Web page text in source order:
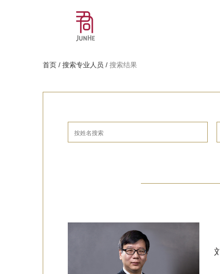
首页 / 搜索专业人员 / 搜索结果